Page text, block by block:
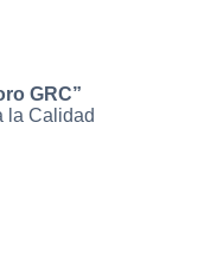
GRC”
la Calidad